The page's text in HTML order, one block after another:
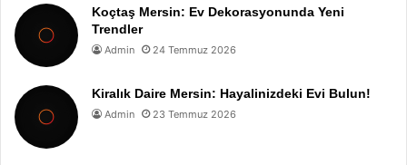
Koçtaş Mersin: Ev Dekorasyonunda Yeni
Trendler
Admin 24 Temmuz 2026
Kiralık Daire Mersin: Hayalinizdeki Evi Bulun!
Admin 23 Temmuz 2026